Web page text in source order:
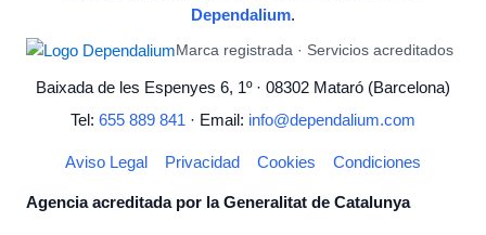
Dependalium.
Marca registrada · Servicios acreditados
Baixada de les Espenyes 6, 1º · 08302 Mataró (Barcelona)
Tel: 655 889 841 · Email: info@dependalium.com
Aviso Legal Privacidad Cookies Condiciones
Agencia acreditada por la Generalitat de Catalunya